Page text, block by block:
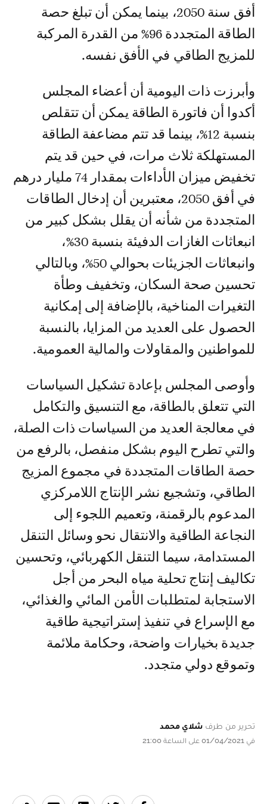
أفق سنة 2050، بينما يمكن أن تبلغ حصة
الطاقة المتجددة 96% من القدرة المركبة
للمزيج الطاقي في الأفق نفسه.
وأبرزت ذات اليومية أن أعضاء المجلس
أكدوا أن فاتورة الطاقة يمكن أن تتقلص
بنسبة 12%، بينما قد تتم مضاعفة الطاقة
المستهلكة ثلاث مرات، في حين قد يتم
تخفيض ميزان الأداءات بمقدار 74 مليار درهم
في أفق 2050، معتبرين أن إدخال الطاقات
المتجددة من شأنه أن يقلل بشكل كبير من
انبعاثات الغازات الدفيئة بنسبة 30%،
وانبعاثات الجزيئات بحوالي 50%، وبالتالي
تحسين صحة السكان، وتخفيف وطأة
التغيرات المناخية، بالإضافة إلى إمكانية
الحصول على العديد من المزايا، بالنسبة
للمواطنين والمقاولات والمالية العمومية.
وأوصى المجلس بإعادة تشكيل السياسات
التي تتعلق بالطاقة، مع التنسيق والتكامل
في معالجة العديد من السياسات ذات الصلة،
والتي تطرح اليوم بشكل منفصل، بالرفع من
حصة الطاقات المتجددة في مجموع المزيج
الطاقي، وتشجيع نشر الإنتاج اللامركزي
المدعوم بالرقمنة، وتعميم اللجوء إلى
النجاعة الطاقية والانتقال نحو وسائل التنقل
المستدامة، سيما التنقل الكهربائي، وتحسين
تكاليف إنتاج تحلية مياه البحر من أجل
الاستجابة لمتطلبات الأمن المائي والغذائي،
مع الإسراع في تنفيذ إستراتيجية طاقية
جديدة بخيارات واضحة، وحكامة ملائمة
وتموقع دولي متجدد.
تحرير من طرف شلاي محمد
في 01/04/2021 على الساعة 21:00